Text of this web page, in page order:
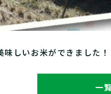
しいお米ができました！
一